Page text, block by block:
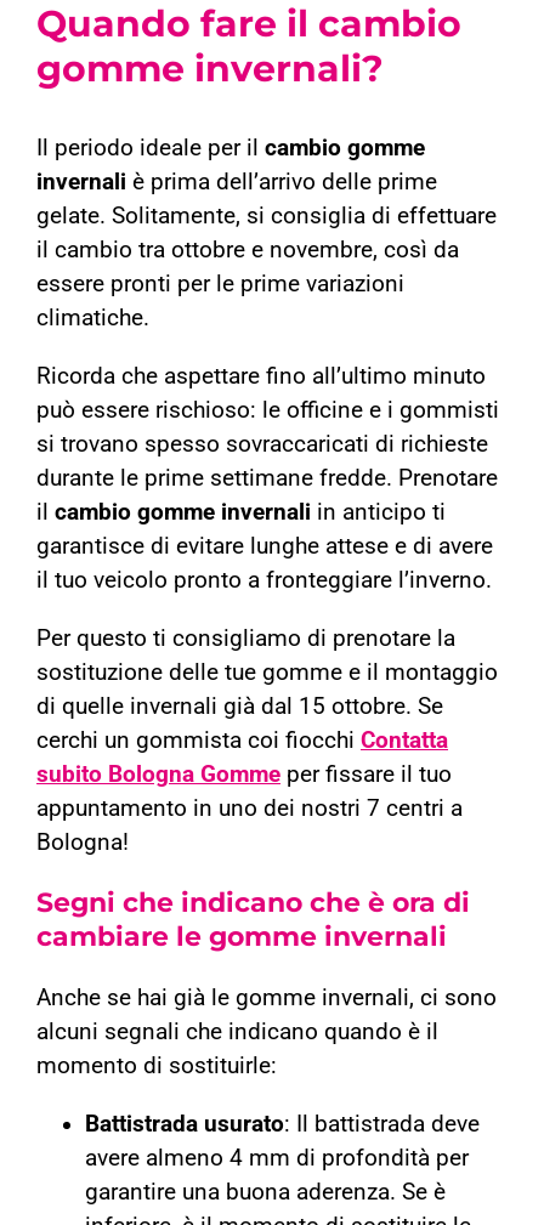
Quando fare il cambio
gomme invernali?
Il periodo ideale per il cambio gomme
invernali è prima dell’arrivo delle prime
gelate. Solitamente, si consiglia di effettuare
il cambio tra ottobre e novembre, così da
essere pronti per le prime variazioni
climatiche.
Ricorda che aspettare fino all’ultimo minuto
può essere rischioso: le officine e i gommisti
si trovano spesso sovraccaricati di richieste
durante le prime settimane fredde. Prenotare
il cambio gomme invernali in anticipo ti
garantisce di evitare lunghe attese e di avere
il tuo veicolo pronto a fronteggiare l’inverno.
Per questo ti consigliamo di prenotare la
sostituzione delle tue gomme e il montaggio
di quelle invernali già dal 15 ottobre. Se
cerchi un gommista coi fiocchi Contatta
subito Bologna Gommeper fissare il tuo
appuntamento in uno dei nostri 7 centri a
Bologna!
Segni che indicano che è ora di
cambiare le gomme invernali
Anche se hai già le gomme invernali, ci sono
alcuni segnali che indicano quando è il
momento di sostituirle:
Battistrada usurato: Il battistrada deve
avere almeno 4 mm di profondità per
garantire una buona aderenza. Se è